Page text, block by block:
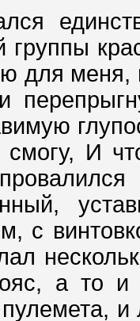
группы
для меня,
И
с
а то и
пулемета,